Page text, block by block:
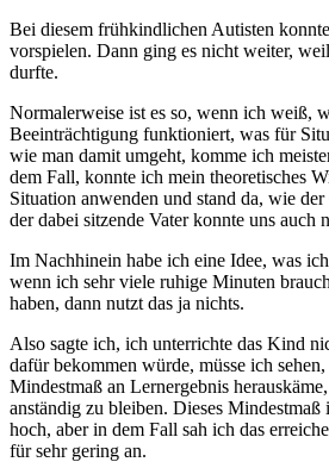
Bei diesem frühkindlichen Autisten
vorspielen. Dann ging es nicht weiter,
durfte.
Normalerweise ist es so, wenn ich weiß,
Beeinträchtigung funktioniert, was für
wie man damit umgeht, komme ich
dem Fall, konnte ich mein theoretisches
Situation anwenden und stand da, wie
der dabei sitzende Vater konnte uns auch
Im Nachhinein habe ich eine Idee, was
wenn ich sehr viele ruhige Minuten
haben, dann nutzt das ja nichts.
Also sagte ich, ich unterrichte das Kind
dafür bekommen würde, müsse ich sehen,
Mindestmaß an Lernergebnis
anständig zu bleiben. Dieses
hoch, aber in dem Fall sah ich das
für sehr gering an.